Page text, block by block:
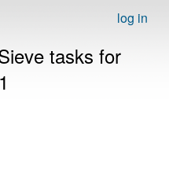
log in
tasks for